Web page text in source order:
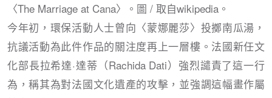
〈The Marriage at Cana〉。圖 / 取自wikipedia。
今年初，環保活動人士曾向〈蒙娜麗莎〉投擲南瓜湯，
抗議活動為此件作品的關注度再上一層樓。法國新任文
化部長拉希達·達蒂（Rachida Dati）強烈譴責了這一行
為，稱其為對法國文化遺產的攻擊，並強調這幅畫作屬